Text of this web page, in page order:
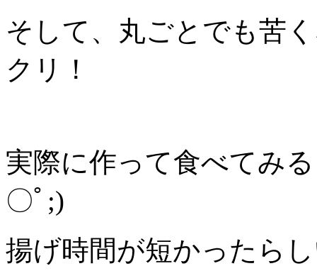
そして、丸ごとでも苦
クリ！
実際に作って食べてみ
〇ﾟ;)
揚げ時間が短かったら